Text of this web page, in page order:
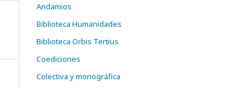
Andamios
Biblioteca Humanidades
Biblioteca Orbis Tertius
Coediciones
Colectiva y monográfica